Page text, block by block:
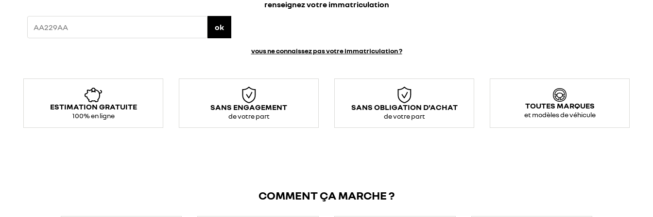
renseignez votre immatriculation
ok
vous ne connaissez pas votre immatriculation ?
ESTIMATION GRATUITE
100% en ligne
SANS ENGAGEMENT
de votre part
SANS OBLIGATION D'ACHAT
de votre part
TOUTES MARQUES
et modèles de véhicule
COMMENT ÇA MARCHE ?